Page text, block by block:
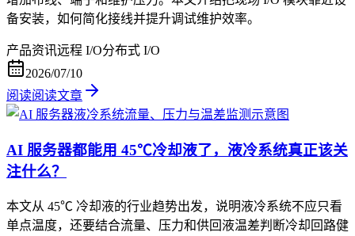
备安装，如何简化接线并提升调试维护效率。
产品资讯远程 I/O分布式 I/O
2026/07/10
阅读阅读文章
AI 服务器都能用 45℃冷却液了，液冷系统真正该关
注什么？
本文从 45℃ 冷却液的行业趋势出发，说明液冷系统不应只看
单点温度，还要结合流量、压力和供回液温差判断冷却回路健